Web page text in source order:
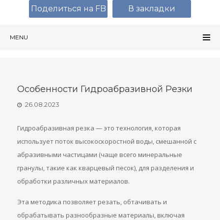
MENU
Особенности Гидроабразивной Резки
26.08.2023
Гидроабразивная резка — это технология, которая
использует поток высокоскоростной воды, смешанной с
абразивными частицами (чаще всего минеральные
гранулы, такие как кварцевый песок), для разделения и
обработки различных материалов.
Эта методика позволяет резать, обтачивать и
обрабатывать разнообразные материалы, включая
Поделиться на FB В закладки